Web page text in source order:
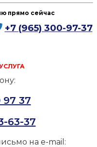
прямо сейчас
+7 (965) 300-97-37
97 37
63-37
на e-mail: